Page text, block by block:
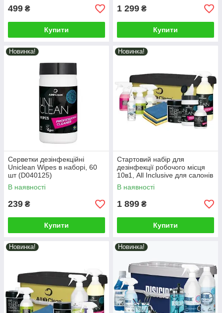
499 ₴
Купити
1 299 ₴
Купити
Новинка!
Серветки дезінфекційні
Uniclean Wipes в наборі, 60
шт (D040125)
В наявності
239 ₴
Купити
Новинка!
Стартовий набір для
дезінфекції робочого місця
10в1, All Inclusive для салонів
краси (D040115)
В наявності
1 899 ₴
Купити
Новинка! Новинка!